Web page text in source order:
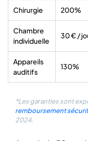
Chirurgie 200%
Chambre
individuelle
30 € /
Appareils
auditifs
130%
*Les garanties sont
remboursement
2024.